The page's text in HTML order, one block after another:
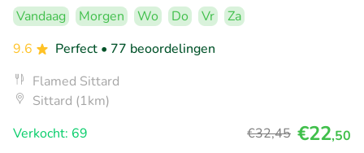
Vandaag Morgen Wo Do Vr
Za
9.6
Perfect • 77 beoordelingen
Flamed Sittard
Sittard (1km)
Verkocht: 69
€32,45 €22,50